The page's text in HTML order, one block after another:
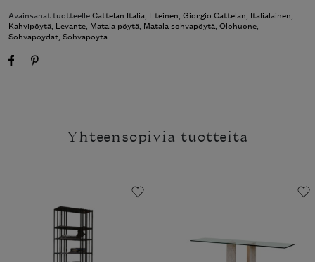
Avainsanat tuotteelleCattelan Italia, Eteinen, Giorgio Cattelan, Italialainen,
Kahvipöytä, Levante, Matala pöytä, Matala sohvapöytä, Olohuone,
Sohvapöydät, Sohvapöytä
Yhteensopivia tuotteita